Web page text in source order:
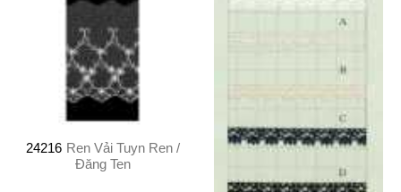
24216 Ren Vải Tuyn Ren /
Đăng Ten